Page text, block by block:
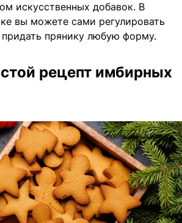
искусственных добавок. В
вы можете сами регулировать
прянику любую форму.
рецепт имбирных